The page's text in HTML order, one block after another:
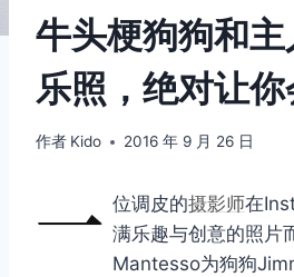
牛头梗狗狗和
乐照，绝对让
作者 Kido 2016 年 9 月 26 日
一 位调皮的摄影师在
满乐趣与创意的照片
Mantesso为狗狗